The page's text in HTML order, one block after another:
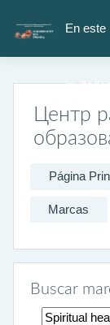
En
Центр
Página
Marcas
Buscar
Buscar